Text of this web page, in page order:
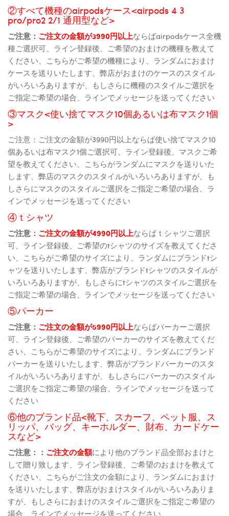
②すべて機種のairpodsケース<airpods 4 3
pro/pro2 2/1 通用型など>
ご注意： ご注文の金額が3990円以上ならばairpodsケース全機
種ご選択可、ライン登録後、ご希望のおまけの機種を教えて
ください、こちらがご希望の機種により、ランダムにおまけ
ケースを送りいたします、弊店がおまけのケースのスタイル
がいろいろありますが、もしさらに機種のスタイルご選択を
ご指定ご希望の場合、ラインでメッセージを送ってください
③マスク<使い捨てマスク10個あるいは布マスク1個
>
ご注意：ご注文の金額が3990円以上ならば使い捨てマスク10
個あるいは布マスク1個ご選択可、ライン登録後、マスクご希
望を教えてください、こちらがランダムにマスクを送りいた
します、弊店のマスクのスタイルがいろいろありますが、も
しさらにマスクのスタイルご選択をご指定ご希望の場合、ラ
インでメッセージを送ってください
④ｔシャツ
ご注意： ご注文の金額が4990円以上ならばｔシャツご選択
可、ライン登録後、ご希望のtシャツのサイズを教えてくださ
い、こちらがご希望のサイズにより、ランダムにブランドtシ
ャツを送りいたします、弊店がブランドtシャツのスタイルが
いろいろありますが、もしさらにtシャツのスタイルご選択を
ご指定ご希望の場合、ラインでメッセージを送ってください
⑤パーカー
ご注意： ご注文の金額が5990円以上ならばパーカーご選択
可、ライン登録後、ご希望のパーカーのサイズを教えてくだ
さい、こちらがご希望のサイズにより、ランダムにブランド
パーカーを送りいたします、弊店がブランドパーカーのスタ
イルがいろいろありますが、もしさらにパーカーのスタイル
ご選択をご指定ご希望の場合、ラインでメッセージを送って
ください
⑥他のブランド品<靴下、スカーフ、ペット服、ス
リッパ、バッグ、キーホルダー、財布、カードケー
スなど>
ご注意：： ご注文の金額により他のブランド品全部おまけと
して贈り致します、ライン登録後、ご希望のおまけを教えて
ください、こちらがご注文の金額により、ランダムにおまけ
を送りいたします、弊店がおまけスタイルがいろいろありま
すが、もしさらにおまけのスタイルご選択をご指定ご希望の
場合、ラインでメッセージを送ってください